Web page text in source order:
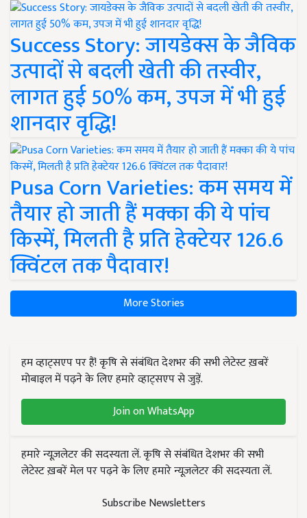
Success Story: जायडेक्स के जैविक
उत्पादों से बदली खेती की तस्वीर,
लागत हुई 50% कम, उपज में भी हुई
शानदार वृद्धि!
Pusa Corn Varieties: कम समय में
तैयार हो जाती हैं मक्का की ये पांच
किस्में, मिलती है प्रति हेक्टेयर 126.6
क्विंटल तक पैदावार!
More Stories
हम व्हाट्सएप पर हैं! कृषि से संबंधित देशभर की सभी लेटेस्ट ख़बरें
मोबाइल में पढ़ने के लिए हमारे व्हाट्सएप से जुड़ें.
Join on WhatsApp
हमारे न्यूज़लेटर की सदस्यता लें. कृषि से संबंधित देशभर की सभी
लेटेस्ट ख़बरें मेल पर पढ़ने के लिए हमारे न्यूज़लेटर की सदस्यता लें.
Subscribe Newsletters